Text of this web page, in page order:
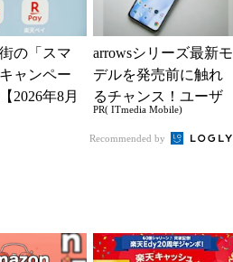
の「スマ
ャンペー
2026年8月
arrowsシリーズ最新モ
デルを発売前に触れ
るチャンス！ユーザ
ー座談会開催
PR( ITmedia Mobile)
Recommended by